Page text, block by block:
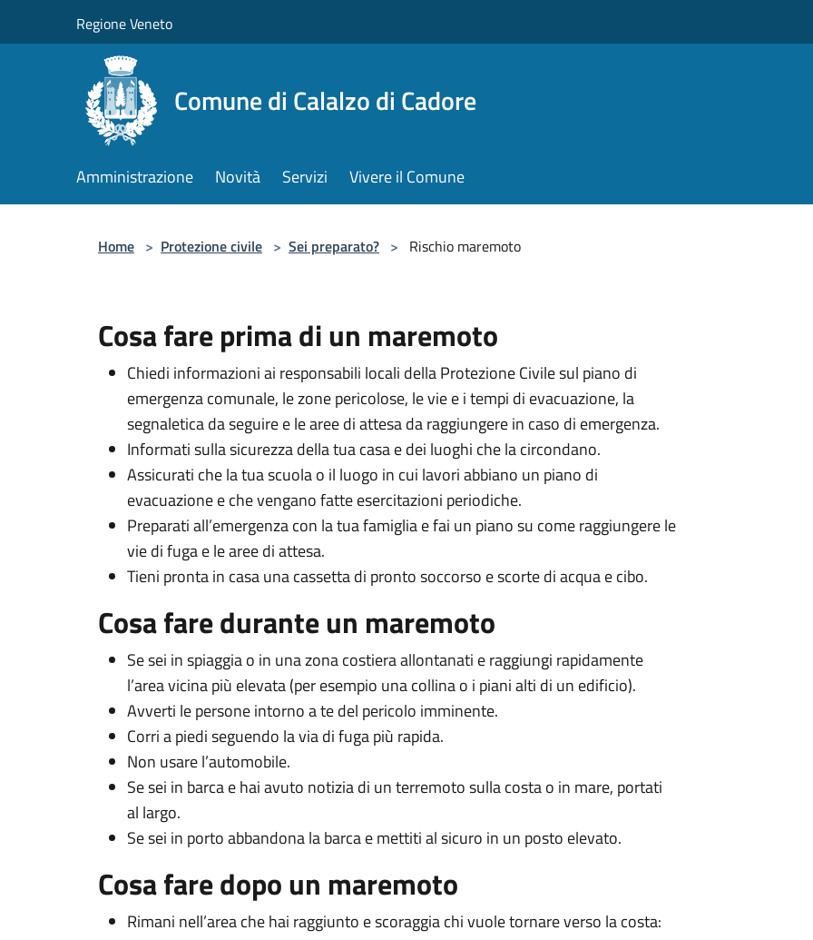
Regione Veneto
Comune di Calalzo di Cadore
Amministrazione Novità Servizi Vivere il Comune
Home > Protezione civile > Sei preparato? > Rischio maremoto
Cosa fare prima di un maremoto
Chiedi informazioni ai responsabili locali della Protezione Civile sul piano di
emergenza comunale, le zone pericolose, le vie e i tempi di evacuazione, la
segnaletica da seguire e le aree di attesa da raggiungere in caso di emergenza.
Informati sulla sicurezza della tua casa e dei luoghi che la circondano.
Assicurati che la tua scuola o il luogo in cui lavori abbiano un piano di
evacuazione e che vengano fatte esercitazioni periodiche.
Preparati all’emergenza con la tua famiglia e fai un piano su come raggiungere le
vie di fuga e le aree di attesa.
Tieni pronta in casa una cassetta di pronto soccorso e scorte di acqua e cibo.
Cosa fare durante un maremoto
Se sei in spiaggia o in una zona costiera allontanati e raggiungi rapidamente
l’area vicina più elevata (per esempio una collina o i piani alti di un edificio).
Avverti le persone intorno a te del pericolo imminente.
Corri a piedi seguendo la via di fuga più rapida.
Non usare l’automobile.
Se sei in barca e hai avuto notizia di un terremoto sulla costa o in mare, portati
al largo.
Se sei in porto abbandona la barca e mettiti al sicuro in un posto elevato.
Cosa fare dopo un maremoto
Rimani nell’area che hai raggiunto e scoraggia chi vuole tornare verso la costa: